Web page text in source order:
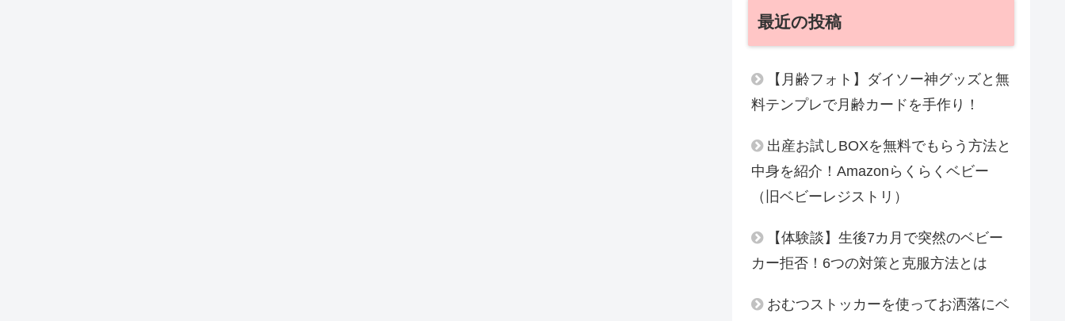
最近の投稿
【月齢フォト】ダイソー神グッズと無
料テンプレで月齢カードを手作り！
出産お試しBOXを無料でもらう方法と
中身を紹介！Amazonらくらくベビー
（旧ベビーレジストリ）
【体験談】生後7カ月で突然のベビー
カー拒否！6つの対策と克服方法とは
おむつストッカーを使ってお洒落にベ